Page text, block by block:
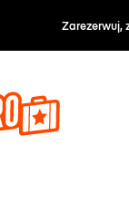
Zarezerwuj,